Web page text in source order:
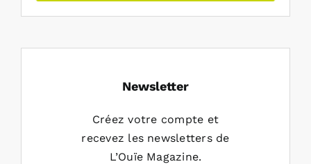
Newsletter
Créez votre compte et
recevez les newsletters de
L’Ouïe Magazine.